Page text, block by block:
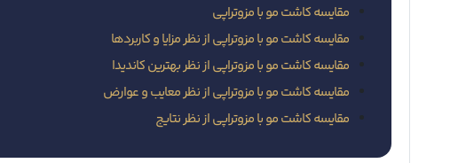
مقایسه کاشت مو با مزوتراپی
مقایسه کاشت مو با مزوتراپی از نظر مزایا و کاربردها
مقایسه کاشت مو با مزوتراپی از نظر بهترین کاندیدا
مقایسه کاشت مو با مزوتراپی از نظر معایب و عوارض
مقایسه کاشت مو با مزوتراپی از نظر نتایج